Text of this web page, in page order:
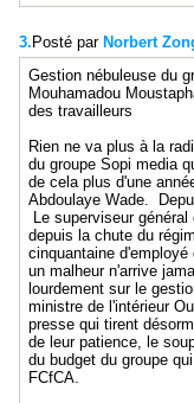
3. Posté par Norbert
Gestion nébuleuse du
Mouhamadou
des travailleurs
Rien ne va plus à la
du groupe Sopi media
de cela plus d'une
Abdoulaye Wade.
Le superviseur
depuis la chute du
cinquantaine
un malheur n'arrive
lourdement sur le
ministre de l'intérieur
presse qui tirent
de leur patience, le
du budget du groupe
FCfCA.